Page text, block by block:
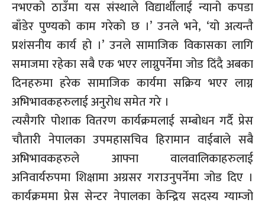
नभएको ठाउँमा यस संस्थाले विद्यार्थीलाई न्यानो कपडा
बाँडेर पुण्यको काम गरेको छ ।’ उनले भने, ‘यो अत्यन्तै
प्रशंसनीय कार्य हो ।’ उनले सामाजिक विकासका लागि
समाजमा रहेका सबै एक भएर लाग्नुपर्नेमा जोड दिंदै अबका
दिनहरुमा हरेक सामाजिक कार्यमा सक्रिय भएर लाग्न
अभिभावकहरुलाई अनुरोध समेत गरे ।
त्यसैगरि पोशाक वितरण कार्यक्रमलाई सम्बोधन गर्दै प्रेस
चौतारी नेपालका उपमहासचिव हिरामान वाईबाले सबै
अभिभावकहरुले आफ्ना वालवालिकाहरुलाई
अनिवार्यरुपमा शिक्षामा अग्रसर गराउनुपर्नेमा जोड दिए ।
कार्यक्रममा प्रेस सेन्टर नेपालका केन्द्रिय सदस्य ग्याम्जो